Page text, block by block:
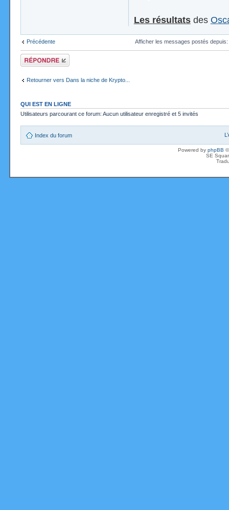
Les résultatsdes
Précédente Afficher les messages postés depuis:
Répondre
Retourner vers Dans la niche de Krypto...
QUI EST EN LIGNE
Utilisateurs parcourant ce forum: Aucun utilisateur enregistré et 5 invités
Index du forum
Powered by phpBB
SE